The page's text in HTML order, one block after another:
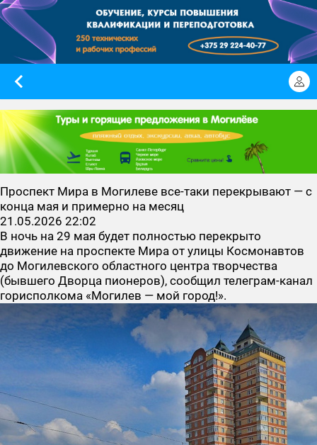
Проспект Мира в Могилеве все-таки перекрывают — с
конца мая и примерно на месяц
21.05.2026 22:02
В ночь на 29 мая будет полностью перекрыто
движение на проспекте Мира от улицы Космонавтов
до Могилевского областного центра творчества
(бывшего Дворца пионеров), сообщил телеграм-канал
горисполкома «Могилев — мой город!».